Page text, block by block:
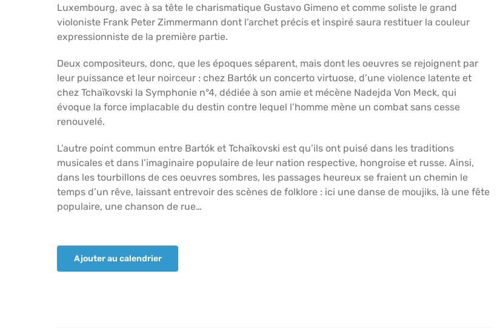
Luxembourg, avec à sa tête le charismatique Gustavo Gimeno et comme soliste le grand
violoniste Frank Peter Zimmermann dont l’archet précis et inspiré saura restituer la couleur
expressionniste de la première partie.
Deux compositeurs, donc, que les époques séparent, mais dont les oeuvres se rejoignent par
leur puissance et leur noirceur : chez Bartók un concerto virtuose, d’une violence latente et
chez Tchaïkovski la Symphonie n°4, dédiée à son amie et mécène Nadejda Von Meck, qui
évoque la force implacable du destin contre lequel l’homme mène un combat sans cesse
renouvelé.
L’autre point commun entre Bartók et Tchaïkovski est qu’ils ont puisé dans les traditions
musicales et dans l’imaginaire populaire de leur nation respective, hongroise et russe. Ainsi,
dans les tourbillons de ces oeuvres sombres, les passages heureux se fraient un chemin le
temps d’un rêve, laissant entrevoir des scènes de folklore : ici une danse de moujiks, là une fête
populaire, une chanson de rue…
Ajouter au calendrier